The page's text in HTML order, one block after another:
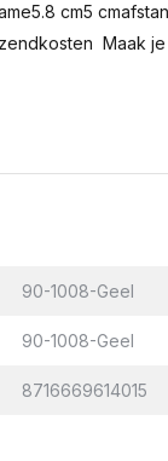
cm5
Maak je
90-1008-Geel
90-1008-Geel
8716669614015